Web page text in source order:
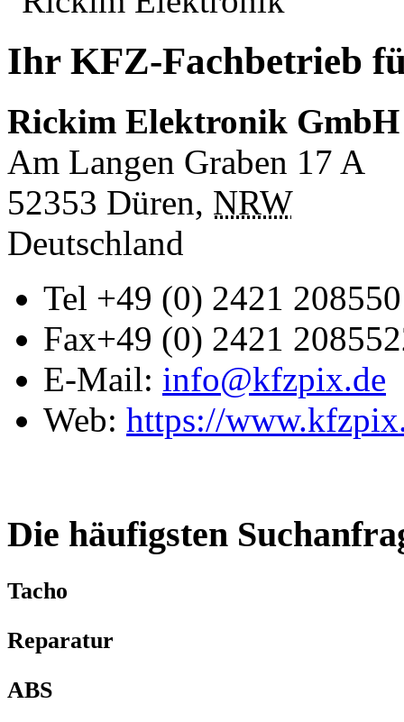
Ihr KFZ-Fachbetrieb
Rickim Elektronik GmbH
Am Langen Graben 17 A
52353 Düren, NRW
Deutschland
Tel +49 (0) 2421 208550
Fax+49 (0) 2421
E-Mail: info@kfzpix.de
Web: https://
Die häufigsten
Tacho
Reparatur
ABS